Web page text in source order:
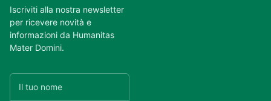
Iscriviti alla nostra newsletter
per ricevere novità e
informazioni da Humanitas
Mater Domini.